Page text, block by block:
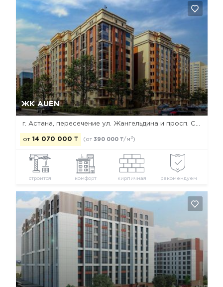
ЖК AUEN
от 14 070 000 ₸ (от 390 000 ₸/м2)
строится комфорт кирпичная рекомендуем
Да, удалить Отмена